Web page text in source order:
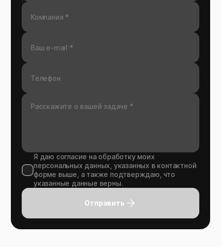
Я даю согласие на обработку моих
персональных данных, указанных в контактной
форме выше, а также подтверждаю, что
указанные данные верны.
Отправить